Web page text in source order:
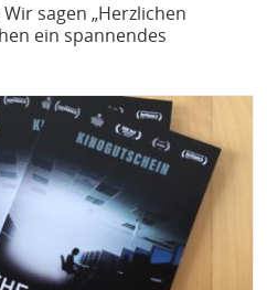
sagen „Herzlichen
ein spannendes